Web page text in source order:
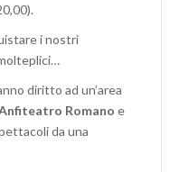
i nostri
diritto ad un’area
Romano e
da una